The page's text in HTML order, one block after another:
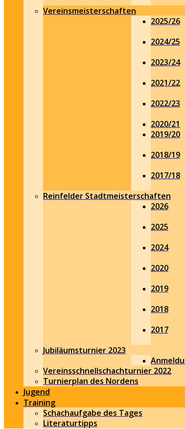
Vereinsmeisterschaften
2025/26
2024/25
2023/24
2021/22
2022/23
2020/21
2019/20
2018/19
2017/18
Reinfelder Stadtmeisterschaften
2026
2025
2024
2020
2019
2018
2017
Jubiläumsturnier 2023
Vereinsschnellschachturnier 2022
Turnierplan des Nordens
Jugend
Training
Schachaufgabe des Tages
Literaturtipps